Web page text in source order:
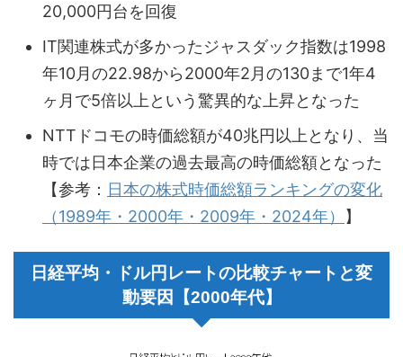
20,000円台を回復
IT関連株式が多かったジャスダック指数は1998
年10月の22.98から2000年2月の130まで1年4
ヶ月で5倍以上という驚異的な上昇となった
NTTドコモの時価総額が40兆円以上となり、当
時では日本企業の過去最高の時価総額となった
【参考： 日本の株式時価総額ランキングの変化
（1989年・2000年・2009年・2024年） 】
日経平均・ドル円レートの比較チャートと変
動要因【2000年代】